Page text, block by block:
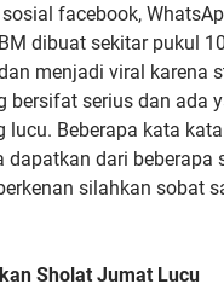
facebook,
dibuat sekitar pukul
menjadi viral karena
bersifat serius dan ada
lucu. Beberapa kata
dapatkan dari beberapa
silahkan sobat
Sholat Jumat Lucu